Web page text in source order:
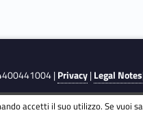
|Privacy|Legal Notes
accetti il suo utilizzo. Se